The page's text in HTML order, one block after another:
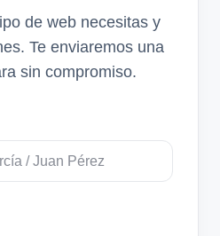
de web necesitas y
Te enviaremos una
sin compromiso.